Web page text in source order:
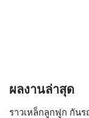
ผลงานล่าสุด
ราวเหล็กลูกฟูก กันร